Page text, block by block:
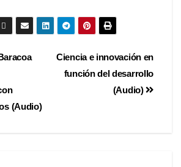
Ciencia e innovación en
función del desarrollo
(Audio)
(Audio)